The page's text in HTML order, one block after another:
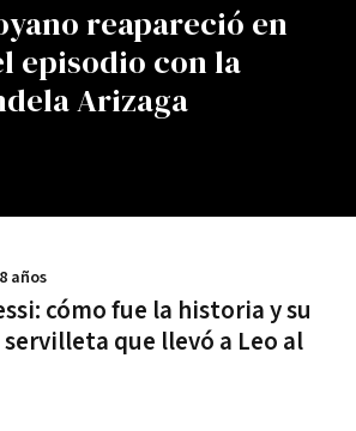
reapareció en
episodio con la
Arizaga
cómo fue la historia y su
que llevó a Leo al
años